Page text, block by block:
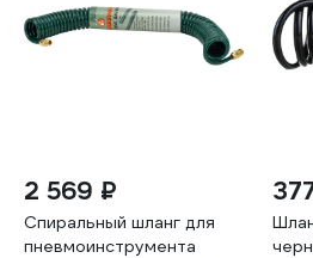
2 569 ₽
Спиральный шланг для
пневмоинструмента